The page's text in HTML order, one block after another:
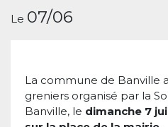
Le 07/06
La commune de Banville
greniers organisé par la
Banville, le dimanche 7